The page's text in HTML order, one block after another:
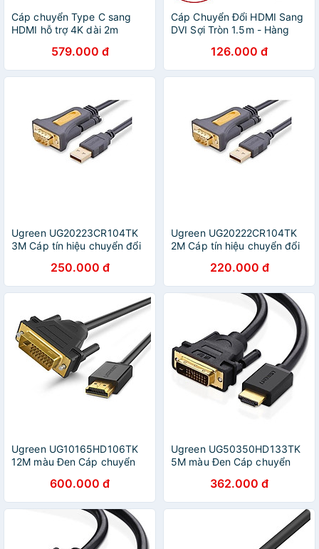
Cáp chuyển Type C sang
HDMI hỗ trợ 4K dài 2m
Hàng chính hãng
579.000 đ
Cáp Chuyển Đổi HDMI Sang
DVI Sợi Tròn 1.5m - Hàng
DVI (24+1) dài 1.5m - Giao
Màu Ngẫu Nhiên - CÁP
HDMI DISPLAYPORT
126.000 đ
Ugreen UG20223CR104TK
3M Cáp tín hiệu chuyển đổi
cao cấp - HÀNG CHÍNH
HÃNG
250.000 đ
Ugreen UG20222CR104TK
2M Cáp tín hiệu chuyển đổi
cao cấp - HÀNG CHÍNH
HÃNG
220.000 đ
Ugreen UG10165HD106TK
12M màu Đen Cáp chuyển
thuần đồng - HÀNG CHÍNH
HÃNG
600.000 đ
Ugreen UG50350HD133TK
5M màu Đen Cáp chuyển
thuần đồng - HÀNG CHÍNH
HÃNG
362.000 đ